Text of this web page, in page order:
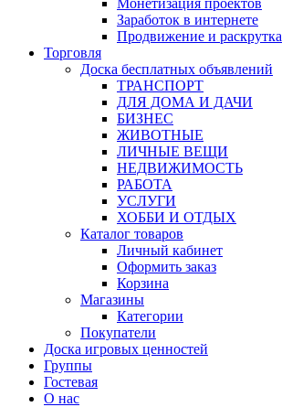
Монетизация проектов
Заработок в интернете
Продвижение и раскрутка
Торговля
Доска бесплатных объявлений
ТРАНСПОРТ
ДЛЯ ДОМА И ДАЧИ
БИЗНЕС
ЖИВОТНЫЕ
ЛИЧНЫЕ ВЕЩИ
НЕДВИЖИМОСТЬ
РАБОТА
УСЛУГИ
ХОББИ И ОТДЫХ
Каталог товаров
Личный кабинет
Оформить заказ
Корзина
Магазины
Категории
Покупатели
Доска игровых ценностей
Группы
Гостевая
О нас